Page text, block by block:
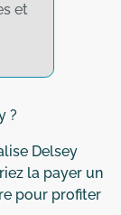
et
?
Delsey
la payer un
pour profiter